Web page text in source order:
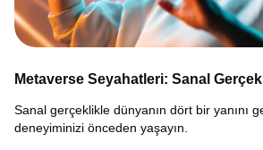
Metaverse Seyahatleri: Sanal
Sanal gerçeklikle dünyanın dört bir yanını
deneyiminizi önceden yaşayın.